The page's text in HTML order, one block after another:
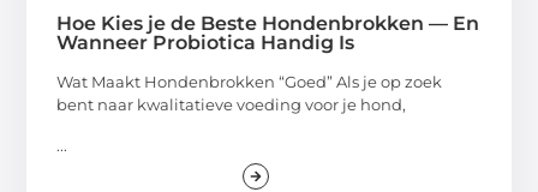
Hoe Kies je de Beste Hondenbrokken — En
Wanneer Probiotica Handig Is
Wat Maakt Hondenbrokken “Goed” Als je op zoek
bent naar kwalitatieve voeding voor je hond,
...